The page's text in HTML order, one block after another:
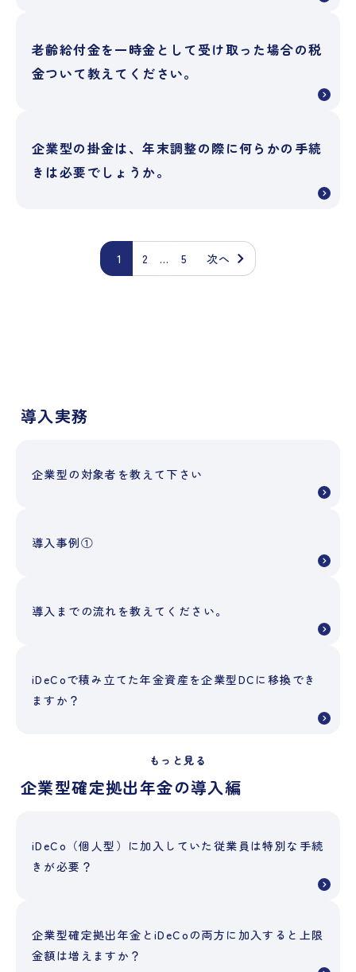
老齢給付金を一時金として受け取った場合の税
金ついて教えてください。
企業型の掛金は、年末調整の際に何らかの手続
きは必要でしょうか。
1 2 … 5 次へ
導入実務
企業型の対象者を教えて下さい
導入事例①
導入までの流れを教えてください。
iDeCoで積み立てた年金資産を企業型DCに移換でき
ますか？
もっと見る
企業型確定拠出年金の導入編
iDeCo（個人型）に加入していた従業員は特別な手続
きが必要？
企業型確定拠出年金とiDeCoの両方に加入すると上限
金額は増えますか？